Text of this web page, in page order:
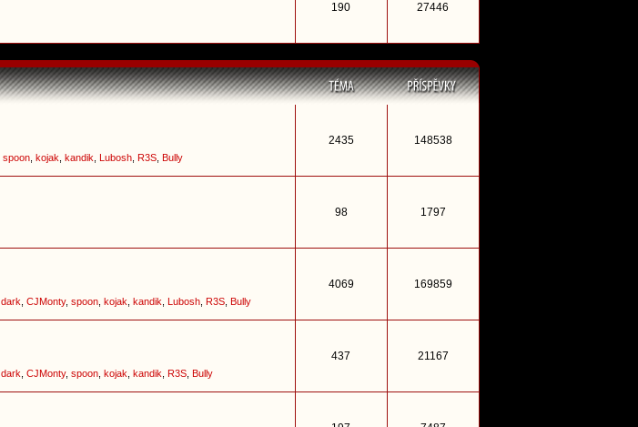
190 27446
spoon, kojak kandik Lubosh, R3S, Bully
2435 148538
98 1797
dark CJMonty, spoon, kojak kandik Lubosh, R3S, Bully
4069 169859
dark CJMonty, spoon, kojak kandik R3S, Bully
437 21167